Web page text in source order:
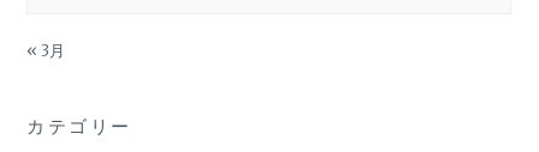
« 3月
カテゴリー